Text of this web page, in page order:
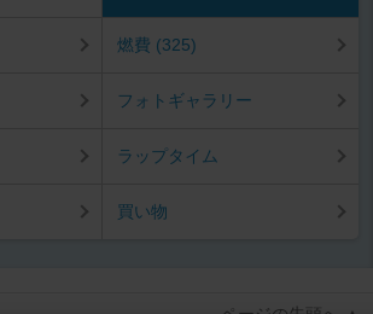
燃費 (325)
フォトギャラリー
ラップタイム
買い物